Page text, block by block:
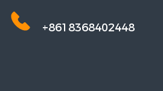
+8618368402448